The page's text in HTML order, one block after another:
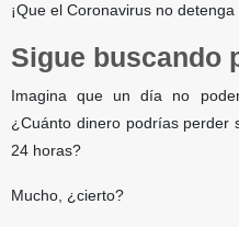
¡Que el Coronavirus no
Sigue buscando
Imagina que un día no
¿Cuánto dinero podrías
24 horas?
Mucho, ¿cierto?